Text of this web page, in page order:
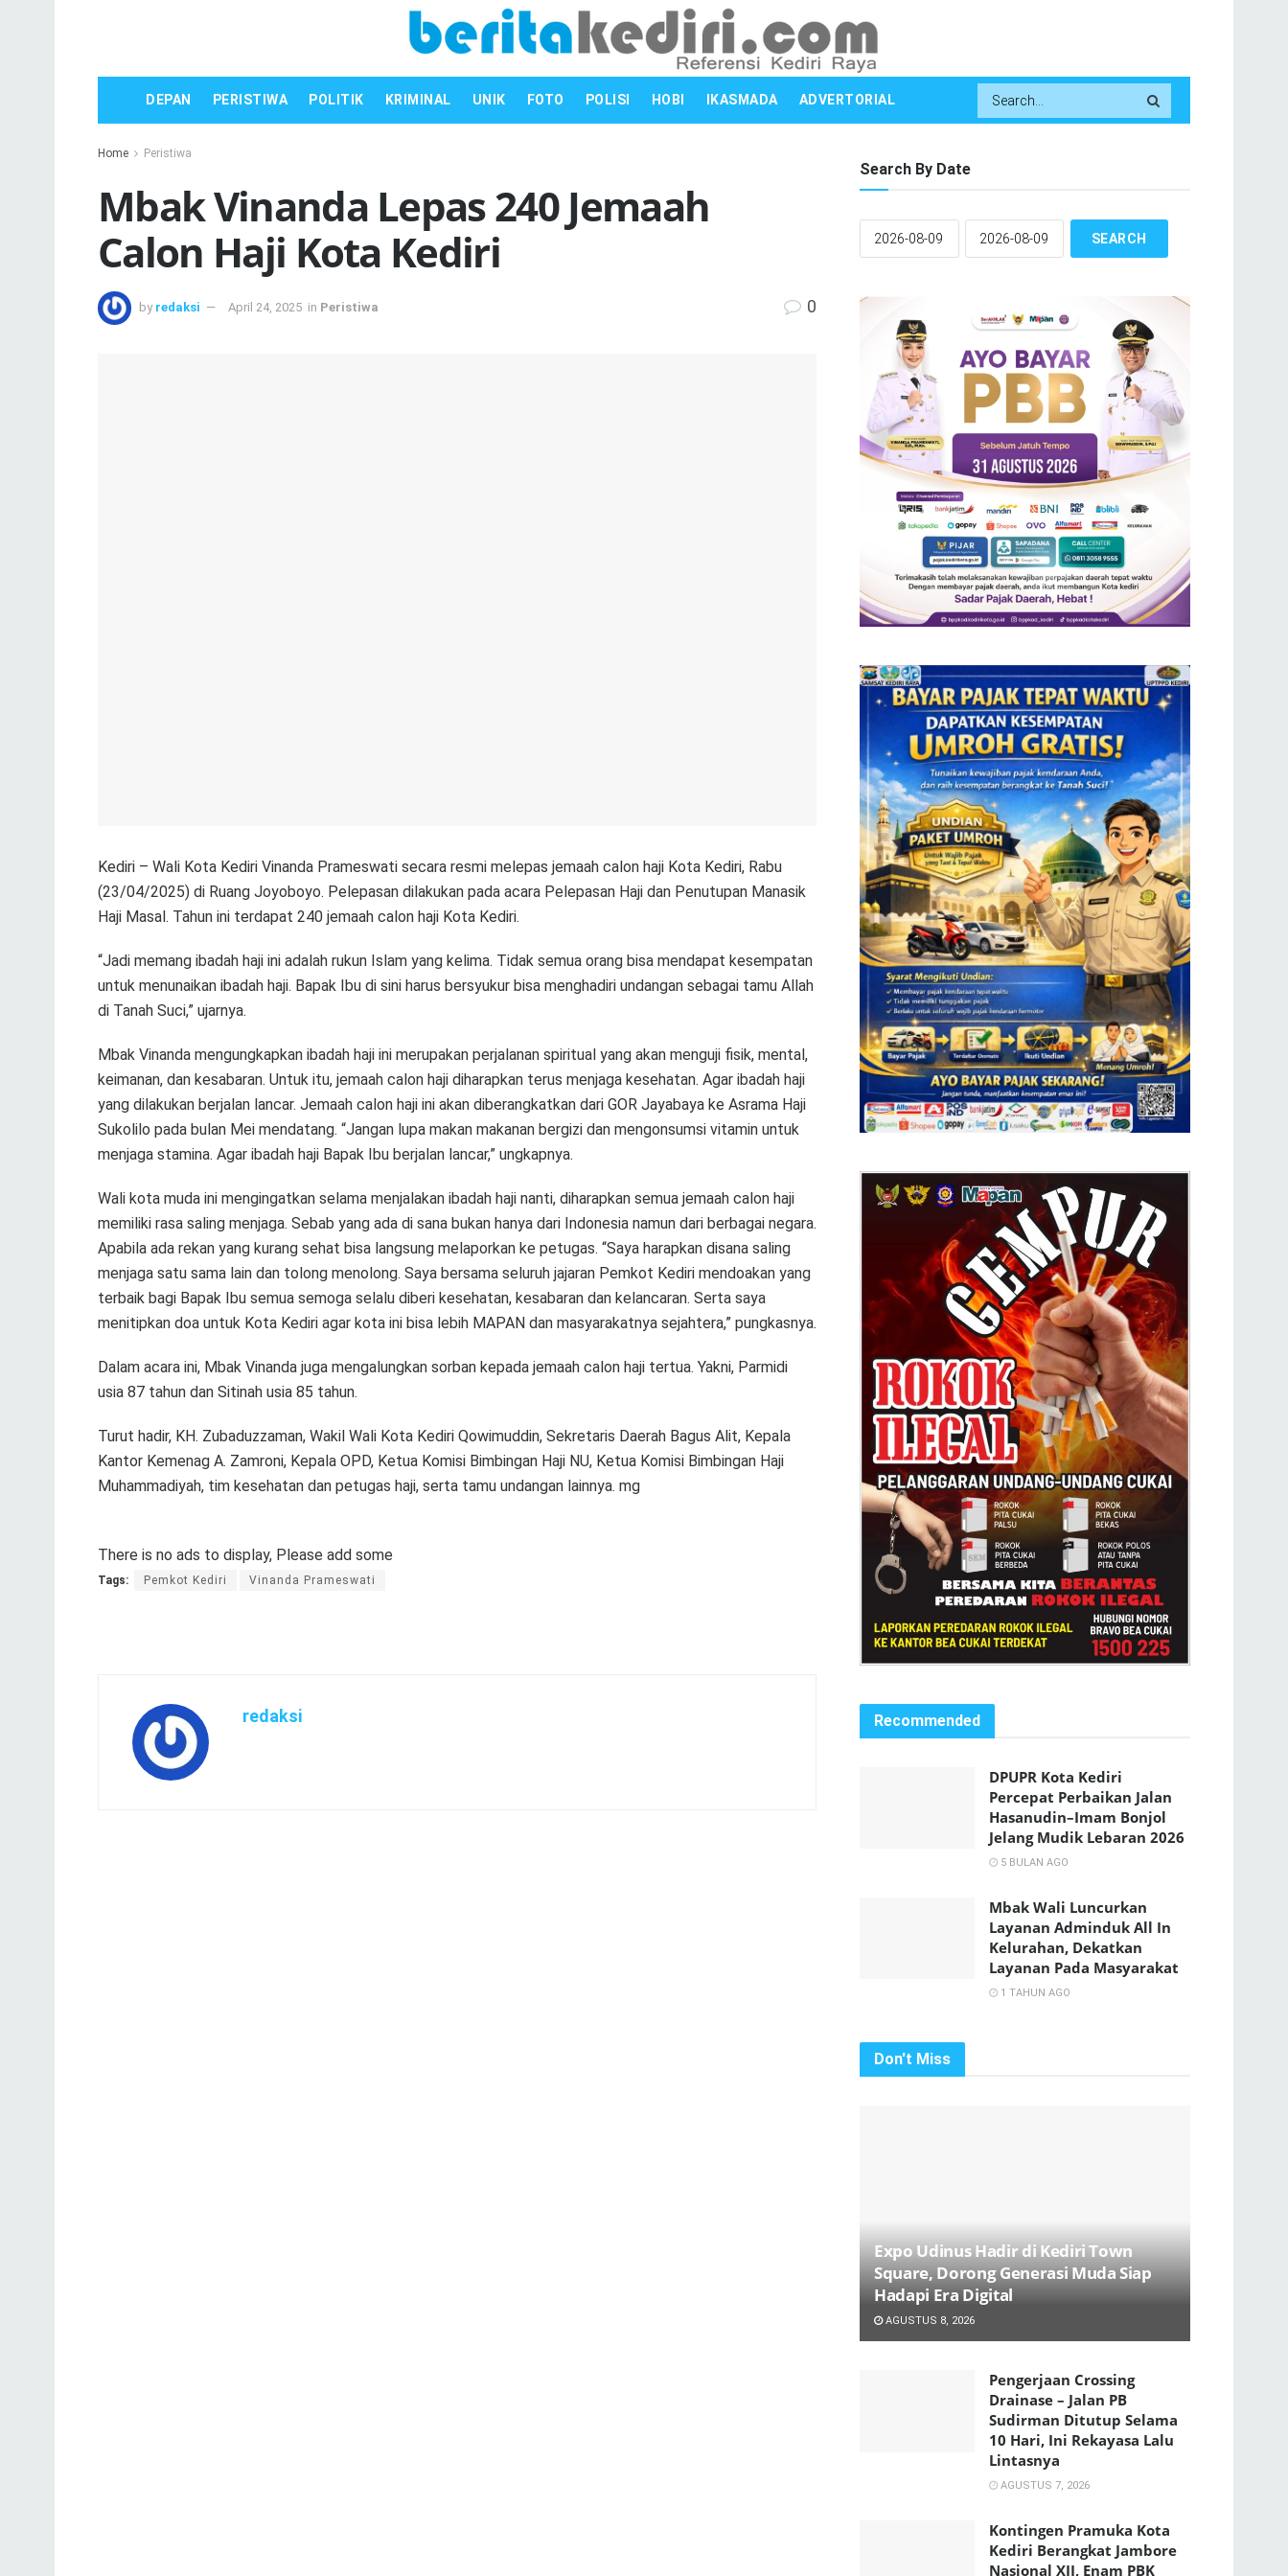
DEPAN PERISTIWA POLITIK KRIMINAL UNIK FOTO POLISI HOBI IKASMADA ADVERTORIAL
Home Peristiwa
Mbak Vinanda Lepas 240 Jemaah
Calon Haji Kota Kediri
by redaksi April 24, 2025 in Peristiwa 0
Kediri – Wali Kota Kediri Vinanda Prameswati secara resmi melepas jemaah calon haji Kota Kediri, Rabu
(23/04/2025) di Ruang Joyoboyo. Pelepasan dilakukan pada acara Pelepasan Haji dan Penutupan Manasik
Haji Masal. Tahun ini terdapat 240 jemaah calon haji Kota Kediri.
“Jadi memang ibadah haji ini adalah rukun Islam yang kelima. Tidak semua orang bisa mendapat kesempatan
untuk menunaikan ibadah haji. Bapak Ibu di sini harus bersyukur bisa menghadiri undangan sebagai tamu Allah
di Tanah Suci,” ujarnya.
Mbak Vinanda mengungkapkan ibadah haji ini merupakan perjalanan spiritual yang akan menguji fisik, mental,
keimanan, dan kesabaran. Untuk itu, jemaah calon haji diharapkan terus menjaga kesehatan. Agar ibadah haji
yang dilakukan berjalan lancar. Jemaah calon haji ini akan diberangkatkan dari GOR Jayabaya ke Asrama Haji
Sukolilo pada bulan Mei mendatang. “Jangan lupa makan makanan bergizi dan mengonsumsi vitamin untuk
menjaga stamina. Agar ibadah haji Bapak Ibu berjalan lancar,” ungkapnya.
Wali kota muda ini mengingatkan selama menjalakan ibadah haji nanti, diharapkan semua jemaah calon haji
memiliki rasa saling menjaga. Sebab yang ada di sana bukan hanya dari Indonesia namun dari berbagai negara.
Apabila ada rekan yang kurang sehat bisa langsung melaporkan ke petugas. “Saya harapkan disana saling
menjaga satu sama lain dan tolong menolong. Saya bersama seluruh jajaran Pemkot Kediri mendoakan yang
terbaik bagi Bapak Ibu semua semoga selalu diberi kesehatan, kesabaran dan kelancaran. Serta saya
menitipkan doa untuk Kota Kediri agar kota ini bisa lebih MAPAN dan masyarakatnya sejahtera,” pungkasnya.
Dalam acara ini, Mbak Vinanda juga mengalungkan sorban kepada jemaah calon haji tertua. Yakni, Parmidi
usia 87 tahun dan Sitinah usia 85 tahun.
Turut hadir, KH. Zubaduzzaman, Wakil Wali Kota Kediri Qowimuddin, Sekretaris Daerah Bagus Alit, Kepala
Kantor Kemenag A. Zamroni, Kepala OPD, Ketua Komisi Bimbingan Haji NU, Ketua Komisi Bimbingan Haji
Muhammadiyah, tim kesehatan dan petugas haji, serta tamu undangan lainnya. mg
There is no ads to display, Please add some
Tags: Pemkot Kediri Vinanda Prameswati
redaksi
Search By Date
Recommended
DPUPR Kota Kediri
Percepat Perbaikan Jalan
Hasanudin–Imam Bonjol
Jelang Mudik Lebaran 2026
5 BULAN AGO
Mbak Wali Luncurkan
Layanan Adminduk All In
Kelurahan, Dekatkan
Layanan Pada Masyarakat
1 TAHUN AGO
Don't Miss
Expo Udinus Hadir di Kediri Town
Square, Dorong Generasi Muda Siap
Hadapi Era Digital
AGUSTUS 8, 2026
Pengerjaan Crossing
Drainase – Jalan PB
Sudirman Ditutup Selama
10 Hari, Ini Rekayasa Lalu
Lintasnya
AGUSTUS 7, 2026
Kontingen Pramuka Kota
Kediri Berangkat Jambore
Nasional XII, Enam PBK